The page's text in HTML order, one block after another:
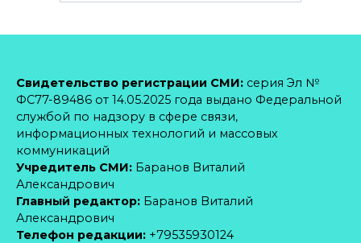
Свидетельство регистрации СМИ: серия Эл №
ФС77-89486 от 14.05.2025 года выдано Федеральной
службой по надзору в сфере связи,
информационных технологий и массовых
коммуникаций
Учредитель СМИ: Баранов Виталий
Александрович
Главный редактор: Баранов Виталий
Александрович
Телефон редакции: +79535930124